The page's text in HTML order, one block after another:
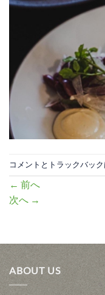
コメントとトラックバッ
← 前へ
次へ →
ABOUT US